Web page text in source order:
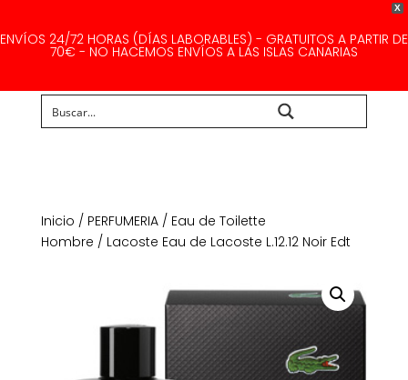
X
ENVÍOS 24/72 HORAS (DÍAS LABORABLES) - GRATUITOS A PARTIR DE
70€ - NO HACEMOS ENVÍOS A LAS ISLAS CANARIAS
Inicio / PERFUMERIA/ Eau de Toilette
Hombre / Lacoste Eau de Lacoste L.12.12 Noir Edt